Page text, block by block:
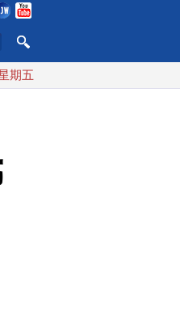
伊談判進展 美彈藥充足再擴大
期五